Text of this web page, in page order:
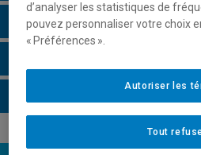
Horaire - Été 2026
d’analyser les statistiques de
pouvez personnaliser votre choix
« Préférences ».
Tout
Autoriser les